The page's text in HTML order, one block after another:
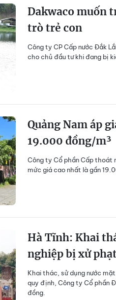
Dakwaco muốn
trò trẻ con
Công ty CP Cấp nước Đắk
cho chủ đầu tư khi đang bị
Quảng Nam áp
19.000 đồng/m³
Công ty Cổ phần Cấp thoát
mức giá cao nhất là gần
Hà Tĩnh: Khai
nghiệp bị xử
Khai thác, sử dụng nước
quy định, Công ty Cổ phần
đồng.